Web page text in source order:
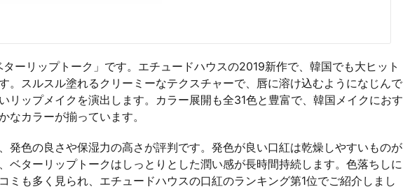
ターリップトーク」です。エチュードハウスの2019新作で、韓国でも大ヒット
。スルスル塗れるクリーミーなテクスチャーで、唇に溶け込むようになじんで
リップメイクを演出します。カラー展開も全31色と豊富で、韓国メイクにおす
なカラーが揃っています。
発色の良さや保湿力の高さが評判です。発色が良い口紅は乾燥しやすいものが
ベターリップトークはしっとりとした潤い感が長時間持続します。色落ちしに
ミも多く見られ、エチュードハウスの口紅のランキング第1位でご紹介しまし